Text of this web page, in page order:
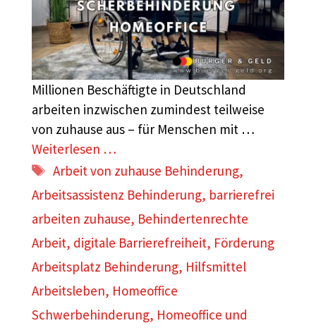
Millionen Beschäftigte in Deutschland
arbeiten inzwischen zumindest teilweise
von zuhause aus – für Menschen mit …
Weiterlesen …
Schlagwörter
Arbeit von zuhause Behinderung,
Arbeitsassistenz Behinderung, barrierefrei
arbeiten zuhause, Behindertenrechte
Arbeit, digitale Barrierefreiheit, Förderung
Arbeitsplatz Behinderung, Hilfsmittel
Arbeitsleben, Homeoffice
Schwerbehinderung, Homeoffice und